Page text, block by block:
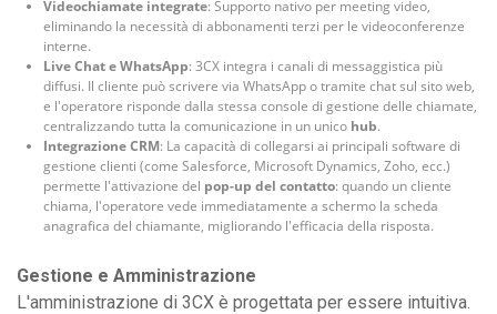
Videochiamate integrate: Supporto nativo per meeting video,
eliminando la necessità di abbonamenti terzi per le videoconferenze
interne.
Live Chat e WhatsApp: 3CX integra i canali di messaggistica più
diffusi. Il cliente può scrivere via WhatsApp o tramite chat sul sito web,
e l'operatore risponde dalla stessa console di gestione delle chiamate,
centralizzando tutta la comunicazione in un unico hub.
Integrazione CRM: La capacità di collegarsi ai principali software di
gestione clienti (come Salesforce, Microsoft Dynamics, Zoho, ecc.)
permette l'attivazione del pop-up del contatto: quando un cliente
chiama, l'operatore vede immediatamente a schermo la scheda
anagrafica del chiamante, migliorando l'efficacia della risposta.
Gestione e Amministrazione
L'amministrazione di 3CX è progettata per essere intuitiva.